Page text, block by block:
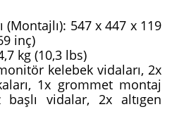
(Montajlı): 547 x 447 x 119
inç)
kg (10,3 lbs)
kelebek vidaları, 2x
1x grommet montaj
başlı vidalar, 2x altıgen